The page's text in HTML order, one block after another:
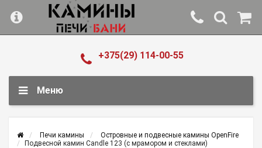
+375(29) 114-00-55
Меню
Печи камины
Островные и подвесные камины OpenFire
Подвесной камин Candle 123 (с мрамором и стеклами)